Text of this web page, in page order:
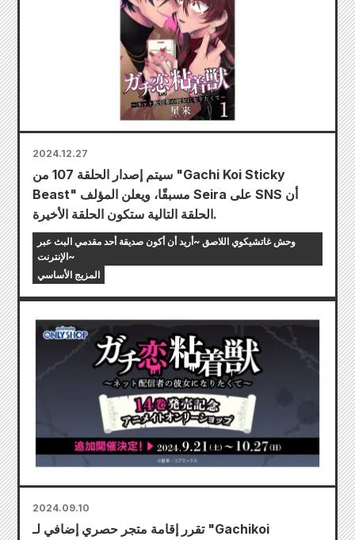
2024.12.27
سيتم إصدار الحلقة 107 من "Gachi Koi Sticky
Beast" مسبقًا، ويعلن المؤلف Seira على SNS أن
الحلقة التالية ستكون الحلقة الأخيرة.
وحش غاتشيكوي اللاصق ~أريد أن أكون صديقة أحد مقدمي البث عبر
الإنترنت~
المزيج الأساسي
2024.09.10
تقرر إقامة متجر حصري إضافي لـ "Gachikoi